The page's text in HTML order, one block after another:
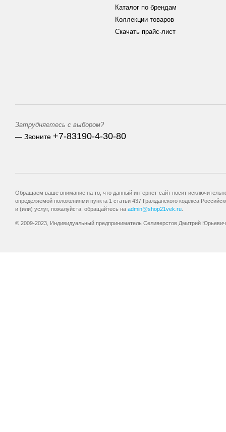
Каталог по брендам
Коллекции товаров
Скачать прайс-лист
Затрудняетесь с выбором?
— Звоните +7-83190-4-30-80
Обращаем ваше внимание на то, что данный интернет-сайт носит
определяемой положениями пункта 1 статьи 437 Гражданского кодекса
и (или) услуг, пожалуйста, обращайтесь на admin@shop21vek.ru
© 2009-2023, Индивидуальный предприниматель Селиверстов Дмитрий Юрьевич